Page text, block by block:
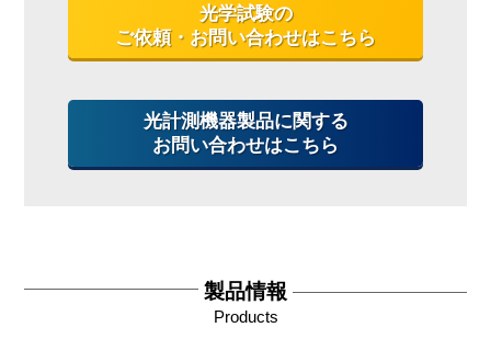
光学試験の
ご依頼・お問い合わせはこちら
光計測機器製品に関する
お問い合わせはこちら
製品情報
Products